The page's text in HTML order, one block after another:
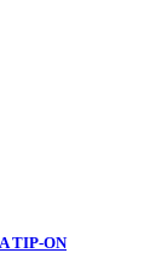
TIP-ON